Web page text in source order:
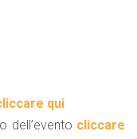
qui
dell’evento cliccare